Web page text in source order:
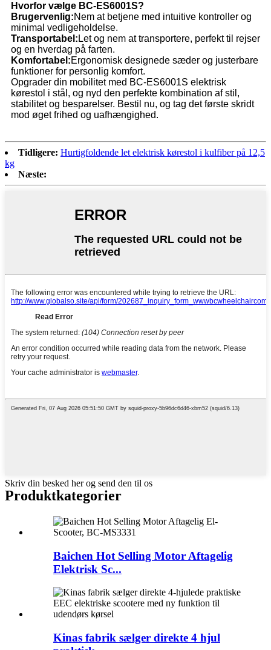
Hvorfor vælge BC-ES6001S?
Brugervenlig:Nem at betjene med intuitive kontroller og
minimal vedligeholdelse.
Transportabel: Let og nem at transportere, perfekt til rejser
og en hverdag på farten.
Komfortabel:Ergonomisk designede sæder og justerbare
funktioner for personlig komfort.
Opgrader din mobilitet med BC-ES6001S elektrisk
kørestol i stål, og nyd den perfekte kombination af stil,
stabilitet og besparelser. Bestil nu, og tag det første skridt
mod øget frihed og uafhængighed.
Tidligere: Hurtigfoldende let elektrisk kørestol i kulfiber på 12,5
kg
Næste:
Skriv din besked her og send den til os
Produktkategorier
Baichen Hot Selling Motor Aftagelig
Elektrisk Sc...
Kinas fabrik sælger direkte 4 hjul